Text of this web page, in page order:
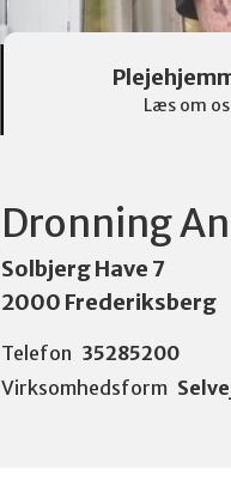
Læs om os
Dronning
Solbjerg Have 7
2000 Frederiksberg
Telefon 35285200
Virksomhedsform